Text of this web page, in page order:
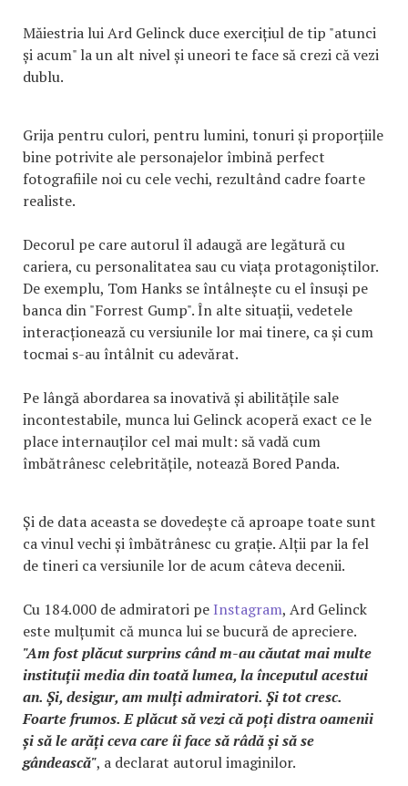
Măiestria lui Ard Gelinck duce exercițiul de tip "atunci
și acum" la un alt nivel și uneori te face să crezi că vezi
dublu.
Grija pentru culori, pentru lumini, tonuri și proporțiile
bine potrivite ale personajelor îmbină perfect
fotografiile noi cu cele vechi, rezultând cadre foarte
realiste.
Decorul pe care autorul îl adaugă are legătură cu
cariera, cu personalitatea sau cu viața protagoniștilor.
De exemplu, Tom Hanks se întâlnește cu el însuși pe
banca din "Forrest Gump". În alte situații, vedetele
interacționează cu versiunile lor mai tinere, ca și cum
tocmai s-au întâlnit cu adevărat.
Pe lângă abordarea sa inovativă și abilitățile sale
incontestabile, munca lui Gelinck acoperă exact ce le
place internauților cel mai mult: să vadă cum
îmbătrânesc celebritățile, notează Bored Panda.
Și de data aceasta se dovedește că aproape toate sunt
ca vinul vechi și îmbătrânesc cu grație. Alții par la fel
de tineri ca versiunile lor de acum câteva decenii.
Cu 184.000 de admiratori pe Instagram, Ard Gelinck
este mulțumit că munca lui se bucură de apreciere.
"Am fost plăcut surprins când m-au căutat mai multe
instituții media din toată lumea, la începutul acestui
an. Și, desigur, am mulți admiratori. Și tot cresc.
Foarte frumos. E plăcut să vezi că poți distra oamenii
și să le arăți ceva care îi face să râdă și să se
gândească", a declarat autorul imaginilor.